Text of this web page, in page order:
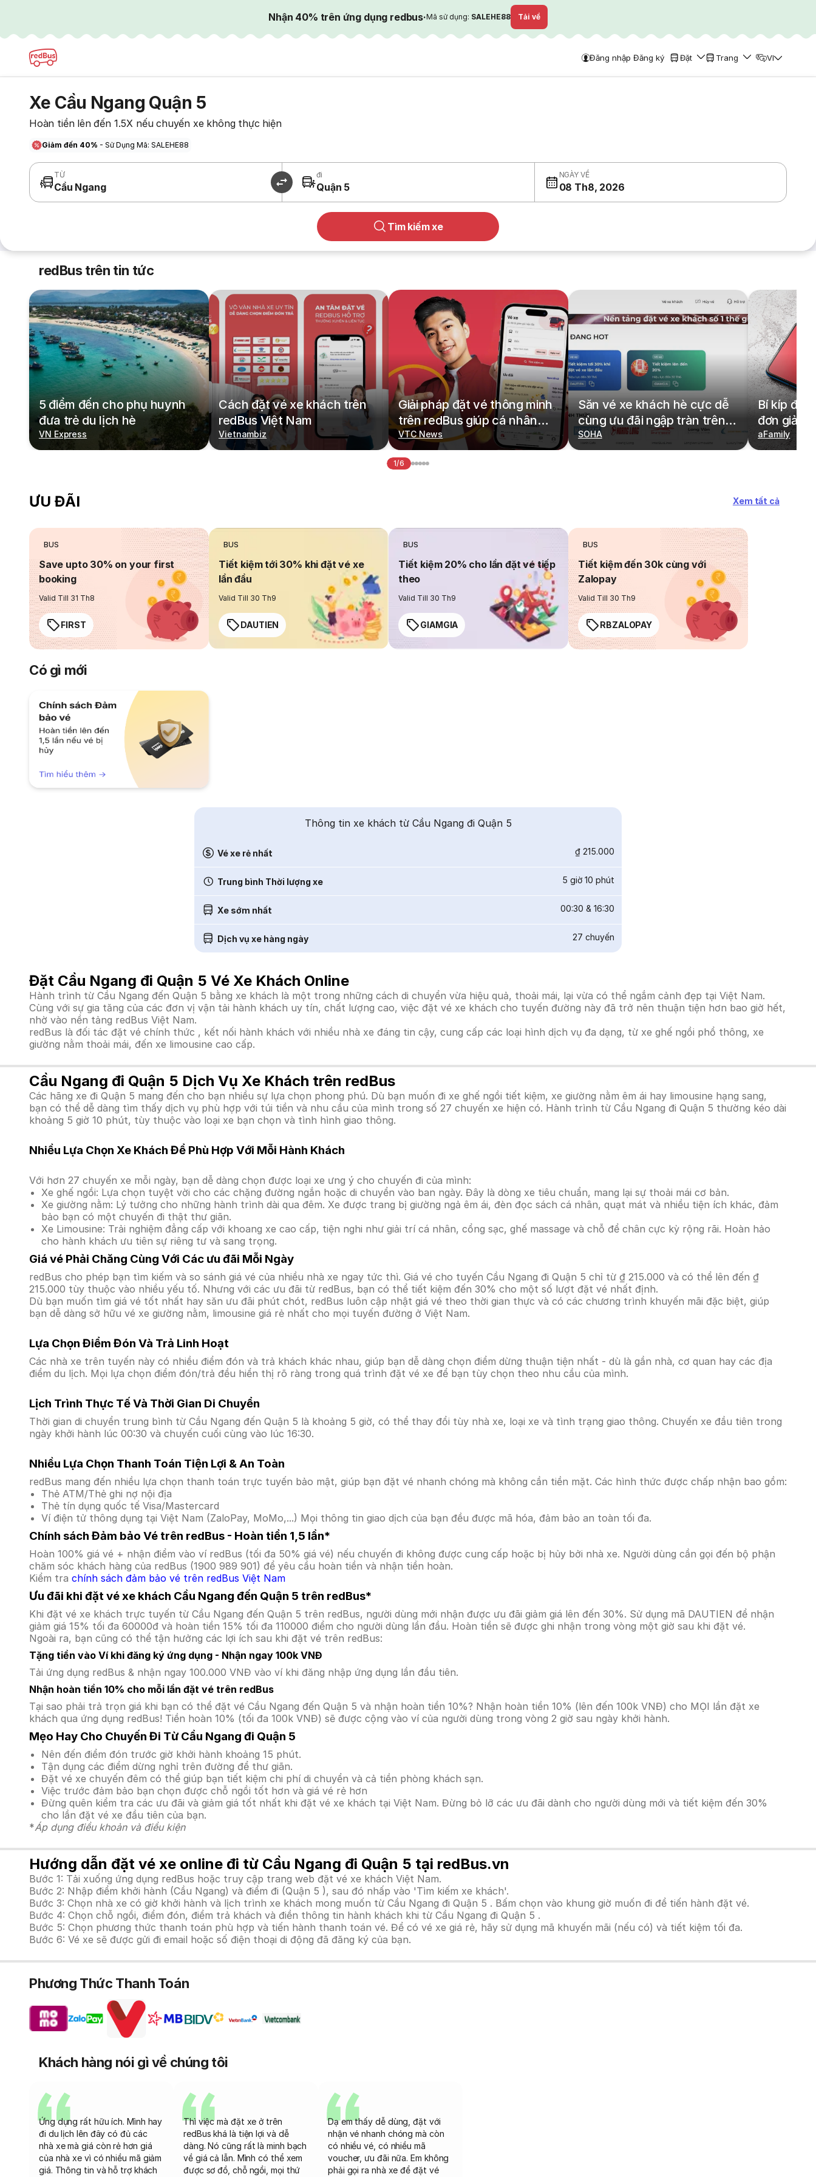
Nhận 40% trên ứng dụng redbus·Mã sử dụng: SALEHE88 Tải về
Đăng nhập Đăng ký Đặt Trang VI
Xe Cầu Ngang Quận 5
Hoàn tiền lên đến 1.5X nếu chuyến xe không thực hiện
Giảm đến 40% - Sử Dụng Mã: SALEHE88
TỪ
Cầu Ngang
đi
Quận 5
NGÀY VỀ
08 Th8, 2026
Tìm kiếm xe
redBus trên tin tức
5 điểm đến cho phụ huynh
đưa trẻ du lịch hè
VN Express
Cách đặt vé xe khách trên
redBus Việt Nam
Vietnambiz
Giải pháp đặt vé thông minh
trên redBus giúp cá nhân
hoá hành trình di chuyển
VTC News
Săn vé xe khách hè cực dễ
cùng ưu đãi ngập tràn trên
redBus
SOHA
Bí kíp đặt
đơn giản,
cả gia
aFamily
1/6
ƯU ĐÃI Xem tất cả
BUS
Save upto 30% on your first
booking
Valid Till 31 Th8
FIRST
BUS
Tiết kiệm tới 30% khi đặt vé xe
lần đầu
Valid Till 30 Th9
DAUTIEN
BUS
Tiết kiệm 20% cho lần đặt vé tiếp
theo
Valid Till 30 Th9
GIAMGIA
BUS
Tiết kiệm đến 30k cùng với
Zalopay
Valid Till 30 Th9
RBZALOPAY
Có gì mới
Thông tin xe khách từ Cầu Ngang đi Quận 5
Vé xe rẻ nhất ₫ 215.000
Trung bình Thời lượng xe 5 giờ 10 phút
Xe sớm nhất 00:30 & 16:30
Dịch vụ xe hàng ngày 27 chuyến
Đặt Cầu Ngang đi Quận 5 Vé Xe Khách Online
Hành trình từ Cầu Ngang đến Quận 5 bằng xe khách là một trong những cách di chuyển vừa hiệu quả, thoải mái, lại vừa có thể ngắm cảnh đẹp tại Việt Nam.
Cùng với sự gia tăng của các đơn vị vận tải hành khách uy tín, chất lượng cao, việc đặt vé xe khách cho tuyến đường này đã trở nên thuận tiện hơn bao giờ hết,
nhờ vào nền tảng redBus Việt Nam.
redBus là đối tác đặt vé chính thức , kết nối hành khách với nhiều nhà xe đáng tin cậy, cung cấp các loại hình dịch vụ đa dạng, từ xe ghế ngồi phổ thông, xe
giường nằm thoải mái, đến xe limousine cao cấp.
Cầu Ngang đi Quận 5 Dịch Vụ Xe Khách trên redBus
Các hãng xe đi Quận 5 mang đến cho bạn nhiều sự lựa chọn phong phú. Dù bạn muốn đi xe ghế ngồi tiết kiệm, xe giường nằm êm ái hay limousine hạng sang,
bạn có thể dễ dàng tìm thấy dịch vụ phù hợp với túi tiền và nhu cầu của mình trong số 27 chuyến xe hiện có. Hành trình từ Cầu Ngang đi Quận 5 thường kéo dài
khoảng 5 giờ 10 phút, tùy thuộc vào loại xe bạn chọn và tình hình giao thông.
Nhiều Lựa Chọn Xe Khách Để Phù Hợp Với Mỗi Hành Khách
Với hơn 27 chuyến xe mỗi ngày, bạn dễ dàng chọn được loại xe ưng ý cho chuyến đi của mình:
Xe ghế ngồi: Lựa chọn tuyệt vời cho các chặng đường ngắn hoặc di chuyển vào ban ngày. Đây là dòng xe tiêu chuẩn, mang lại sự thoải mái cơ bản.
Xe giường nằm: Lý tưởng cho những hành trình dài qua đêm. Xe được trang bị giường ngả êm ái, đèn đọc sách cá nhân, quạt mát và nhiều tiện ích khác, đảm
bảo bạn có một chuyến đi thật thư giãn.
Xe Limousine: Trải nghiệm đẳng cấp với khoang xe cao cấp, tiện nghi như giải trí cá nhân, cổng sạc, ghế massage và chỗ để chân cực kỳ rộng rãi. Hoàn hảo
cho hành khách ưu tiên sự riêng tư và sang trọng.
Giá vé Phải Chăng Cùng Với Các ưu đãi Mỗi Ngày
redBus cho phép bạn tìm kiếm và so sánh giá vé của nhiều nhà xe ngay tức thì. Giá vé cho tuyến Cầu Ngang đi Quận 5 chỉ từ ₫ 215.000 và có thể lên đến ₫
215.000 tùy thuộc vào nhiều yếu tố. Nhưng với các ưu đãi từ redBus, bạn có thể tiết kiệm đến 30% cho một số lượt đặt vé nhất định.
Dù bạn muốn tìm giá vé tốt nhất hay săn ưu đãi phút chót, redBus luôn cập nhật giá vé theo thời gian thực và có các chương trình khuyến mãi đặc biệt, giúp
bạn dễ dàng sở hữu vé xe giường nằm, limousine giá rẻ nhất cho mọi tuyến đường ở Việt Nam.
Lựa Chọn Điểm Đón Và Trả Linh Hoạt
Các nhà xe trên tuyến này có nhiều điểm đón và trả khách khác nhau, giúp bạn dễ dàng chọn điểm dừng thuận tiện nhất - dù là gần nhà, cơ quan hay các địa
điểm du lịch. Mọi lựa chọn điểm đón/trả đều hiển thị rõ ràng trong quá trình đặt vé xe để bạn tùy chọn theo nhu cầu của mình.
Lịch Trình Thực Tế Và Thời Gian Di Chuyển
Thời gian di chuyển trung bình từ Cầu Ngang đến Quận 5 là khoảng 5 giờ, có thể thay đổi tùy nhà xe, loại xe và tình trạng giao thông. Chuyến xe đầu tiên trong
ngày khởi hành lúc 00:30 và chuyến cuối cùng vào lúc 16:30.
Nhiều Lựa Chọn Thanh Toán Tiện Lợi & An Toàn
redBus mang đến nhiều lựa chọn thanh toán trực tuyến bảo mật, giúp bạn đặt vé nhanh chóng mà không cần tiền mặt. Các hình thức được chấp nhận bao gồm:
Thẻ ATM/Thẻ ghi nợ nội địa
Thẻ tín dụng quốc tế Visa/Mastercard
Ví điện tử thông dụng tại Việt Nam (ZaloPay, MoMo,...) Mọi thông tin giao dịch của bạn đều được mã hóa, đảm bảo an toàn tối đa.
Chính sách Đảm bảo Vé trên redBus - Hoàn tiền 1,5 lần*
Hoàn 100% giá vé + nhận điểm vào ví redBus (tối đa 50% giá vé) nếu chuyến đi không được cung cấp hoặc bị hủy bởi nhà xe. Người dùng cần gọi đến bộ phận
chăm sóc khách hàng của redBus (1900 989 901) để yêu cầu hoàn tiền và nhận tiền hoàn.
Kiểm tra chính sách đảm bảo vé trên redBus Việt Nam
Ưu đãi khi đặt vé xe khách Cầu Ngang đến Quận 5 trên redBus*
Khi đặt vé xe khách trực tuyến từ Cầu Ngang đến Quận 5 trên redBus, người dùng mới nhận được ưu đãi giảm giá lên đến 30%. Sử dụng mã DAUTIEN để nhận
giảm giá 15% tối đa 60000đ và hoàn tiền 15% tối đa 110000 điểm cho người dùng lần đầu. Hoàn tiền sẽ được ghi nhận trong vòng một giờ sau khi đặt vé.
Ngoài ra, bạn cũng có thể tận hưởng các lợi ích sau khi đặt vé trên redBus:
Tặng tiền vào Ví khi đăng ký ứng dụng - Nhận ngay 100k VNĐ
Tải ứng dụng redBus & nhận ngay 100.000 VNĐ vào ví khi đăng nhập ứng dụng lần đầu tiên.
Nhận hoàn tiền 10% cho mỗi lần đặt vé trên redBus
Tại sao phải trả trọn giá khi bạn có thể đặt vé Cầu Ngang đến Quận 5 và nhận hoàn tiền 10%? Nhận hoàn tiền 10% (lên đến 100k VNĐ) cho MỌI lần đặt xe
khách qua ứng dụng redBus! Tiền hoàn 10% (tối đa 100k VNĐ) sẽ được cộng vào ví của người dùng trong vòng 2 giờ sau ngày khởi hành.
Mẹo Hay Cho Chuyến Đi Từ Cầu Ngang đi Quận 5
Nên đến điểm đón trước giờ khởi hành khoảng 15 phút.
Tận dụng các điểm dừng nghỉ trên đường để thư giãn.
Đặt vé xe chuyến đêm có thể giúp bạn tiết kiệm chi phí di chuyển và cả tiền phòng khách sạn.
Việc trước đảm bảo bạn chọn được chỗ ngồi tốt hơn và giá vé rẻ hơn
Đừng quên kiểm tra các ưu đãi và giảm giá tốt nhất khi đặt vé xe khách tại Việt Nam. Đừng bỏ lỡ các ưu đãi dành cho người dùng mới và tiết kiệm đến 30%
cho lần đặt vé xe đầu tiên của bạn.
*Áp dụng điều khoản và điều kiện
Hướng dẫn đặt vé xe online đi từ Cầu Ngang đi Quận 5 tại redBus.vn
Bước 1: Tải xuống ứng dụng redBus hoặc truy cập trang web đặt vé xe khách Việt Nam.
Bước 2: Nhập điểm khởi hành (Cầu Ngang) và điểm đi (Quận 5 ), sau đó nhấp vào 'Tìm kiếm xe khách'.
Bước 3: Chọn nhà xe có giờ khởi hành và lịch trình xe khách mong muốn từ Cầu Ngang đi Quận 5 . Bấm chọn vào khung giờ muốn đi để tiến hành đặt vé.
Bước 4: Chọn chỗ ngồi, điểm đón, điểm trả khách và điền thông tin hành khách khi từ Cầu Ngang đi Quận 5 .
Bước 5: Chọn phương thức thanh toán phù hợp và tiến hành thanh toán vé. Để có vé xe giá rẻ, hãy sử dụng mã khuyến mãi (nếu có) và tiết kiệm tối đa.
Bước 6: Vé xe sẽ được gửi đi email hoặc số điện thoại di động đã đăng ký của bạn.
Phương Thức Thanh Toán
Khách hàng nói gì về chúng tôi
Ứng dụng rất hữu ích. Mình hay
đi du lịch lên đây có đủ các
nhà xe mà giá còn rẻ hơn giá
của nhà xe vì có nhiều mã giảm
giá. Thông tin và hỗ trợ khách
Thì việc mà đặt xe ở trên
redBus khá là tiện lợi và dễ
dàng. Nó cũng rất là minh bạch
về giá cả lẫn. Mình có thể xem
được sơ đồ, chỗ ngồi, mọi thứ
Dạ em thấy dễ dùng, đặt với
nhận vé nhanh chóng mà còn
có nhiều vé, có nhiều mã
voucher, ưu đãi nữa. Em không
phải gọi ra nhà xe để đặt vé